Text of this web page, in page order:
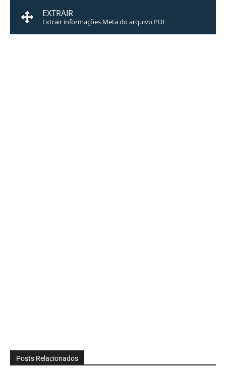
EXTRAIR
Extrair informações Meta do arquivo PDF
Posts Relacionados